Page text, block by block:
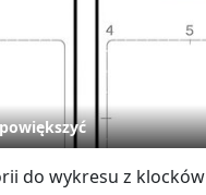
do wykresu z klocków